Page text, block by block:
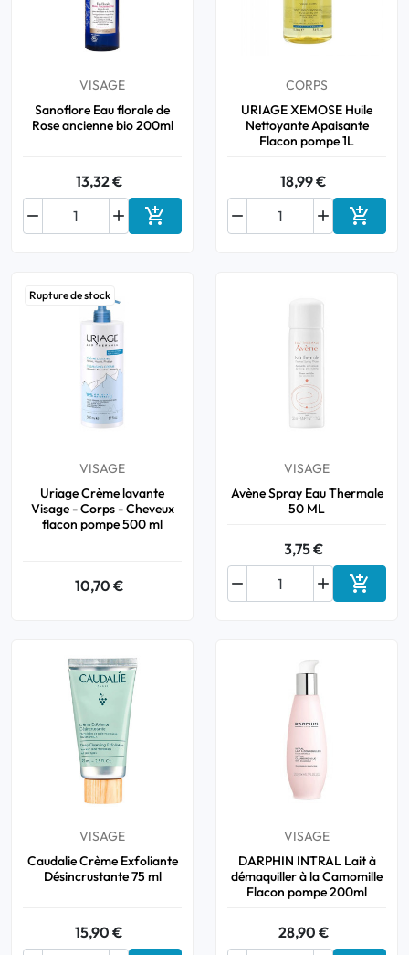
VISAGE
Sanoflore Eau florale de
Rose ancienne bio 200ml
13,32 €

 Ajouter au panier
CORPS
URIAGE XEMOSE Huile
Nettoyante Apaisante
Flacon pompe 1L
18,99 €

 
Rupture de stock
VISAGE
Uriage Crème lavante
Visage - Corps - Cheveux
flacon pompe 500 ml
10,70 €
VISAGE
Avène Spray Eau Thermale
50 ML
3,75 €

 
VISAGE
Caudalie Crème Exfoliante
Désincrustante 75 ml
15,90 €
VISAGE
DARPHIN INTRAL Lait à
démaquiller à la Camomille
Flacon pompe 200ml
28,90 €